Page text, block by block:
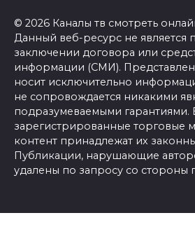
© 2026 Каналы тв смотреть
Данный веб-ресурс не
заключении договора или
информации (СМИ).
носит исключительно
не сопровождается никакими
подразумеваемыми гарантиями.
зарегистрированные торговые
контент принадлежат их
Публикации, нарушающие
удалены по запросу со стороны